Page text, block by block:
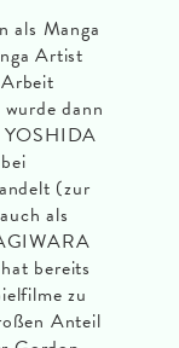
als Manga
Artist
dann
YOSHIDA
(zur
als
bereits
zu
Anteil